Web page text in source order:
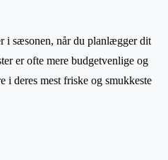
i sæsonen, når du planlægger dit
er ofte mere budgetvenlige og
i deres mest friske og smukkeste